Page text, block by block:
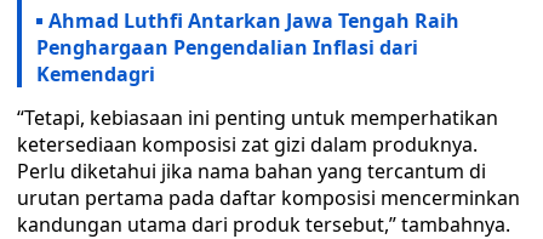
Ahmad Luthfi Antarkan Jawa Tengah Raih
Penghargaan Pengendalian Inflasi dari
Kemendagri
“Tetapi, kebiasaan ini penting untuk memperhatikan
ketersediaan komposisi zat gizi dalam produknya.
Perlu diketahui jika nama bahan yang tercantum di
urutan pertama pada daftar komposisi mencerminkan
kandungan utama dari produk tersebut,” tambahnya.